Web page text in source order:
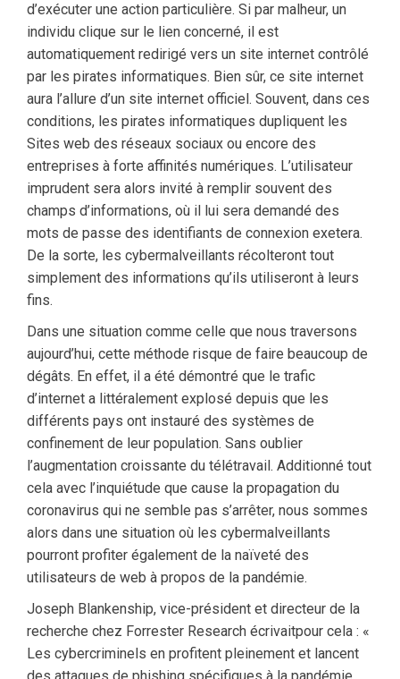
d’exécuter une action particulière. Si par malheur, un
individu clique sur le lien concerné, il est
automatiquement redirigé vers un site internet contrôlé
par les pirates informatiques. Bien sûr, ce site internet
aura l’allure d’un site internet officiel. Souvent, dans ces
conditions, les pirates informatiques dupliquent les
Sites web des réseaux sociaux ou encore des
entreprises à forte affinités numériques. L’utilisateur
imprudent sera alors invité à remplir souvent des
champs d’informations, où il lui sera demandé des
mots de passe des identifiants de connexion exetera.
De la sorte, les cybermalveillants récolteront tout
simplement des informations qu’ils utiliseront à leurs
fins.
Dans une situation comme celle que nous traversons
aujourd’hui, cette méthode risque de faire beaucoup de
dégâts. En effet, il a été démontré que le trafic
d’internet a littéralement explosé depuis que les
différents pays ont instauré des systèmes de
confinement de leur population. Sans oublier
l’augmentation croissante du télétravail. Additionné tout
cela avec l’inquiétude que cause la propagation du
coronavirus qui ne semble pas s’arrêter, nous sommes
alors dans une situation où les cybermalveillants
pourront profiter également de la naïveté des
utilisateurs de web à propos de la pandémie.
Joseph Blankenship, vice-président et directeur de la
recherche chez Forrester Research écrivaitpour cela : «
Les cybercriminels en profitent pleinement et lancent